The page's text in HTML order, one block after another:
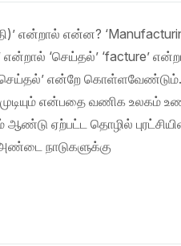
என்றால் என்ன?
என்றால் ‘செய்தல்’ ‘facture’
செய்தல்’ என்றே
என்பதை வணிக உலகம்
ஆண்டு ஏற்பட்ட தொழில்
நாடுகளுக்கு